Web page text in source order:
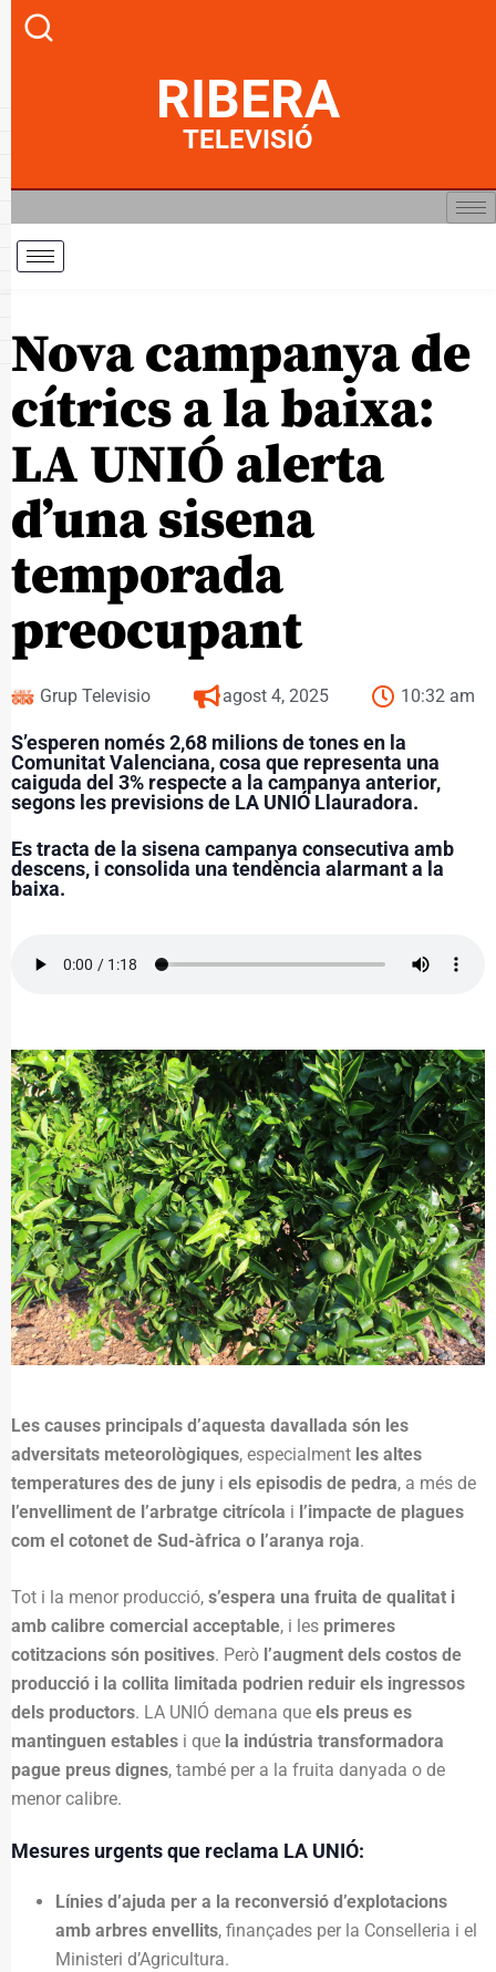
RIBERA
TELEVISIÓ
Nova campanya de
cítrics a la baixa:
LA UNIÓ alerta
d’una sisena
temporada
preocupant
Grup Televisio agost 4, 2025 10:32 am
S’esperen només 2,68 milions de tones en la
Comunitat Valenciana, cosa que representa una
caiguda del 3% respecte a la campanya anterior,
segons les previsions de LA UNIÓ Llauradora.
Es tracta de la sisena campanya consecutiva amb
descens, i consolida una tendència alarmant a la
baixa.
Les causes principals d’aquesta davallada són les
adversitats meteorològiques, especialment les altes
temperatures des de juny i els episodis de pedra, a més de
l’envelliment de l’arbratge citrícola i l’impacte de plagues
com el cotonet de Sud-àfrica o l’aranya roja.
Tot i la menor producció, s’espera una fruita de qualitat i
amb calibre comercial acceptable, i les primeres
cotitzacions són positives. Però l’augment dels costos de
producció i la collita limitada podrien reduir els ingressos
dels productors. LA UNIÓ demana que els preus es
mantinguen estables i que la indústria transformadora
pague preus dignes, també per a la fruita danyada o de
menor calibre.
Mesures urgents que reclama LA UNIÓ:
Línies d’ajuda per a la reconversió d’explotacions
amb arbres envellits, finançades per la Conselleria i el
Ministeri d’Agricultura.